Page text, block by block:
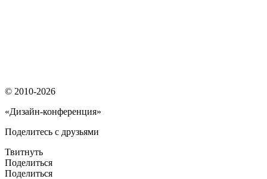
© 2010-2026
«Дизайн-конференция»
Поделитесь с друзьями
Твитнуть
Поделиться
Поделиться